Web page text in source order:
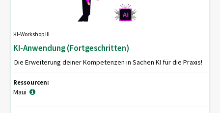
KI-Workshop III
KI-Anwendung (Fortgeschritten)
Die Erweiterung deiner Kompetenzen in Sachen KI für die Praxis!
Ressourcen:
Maui